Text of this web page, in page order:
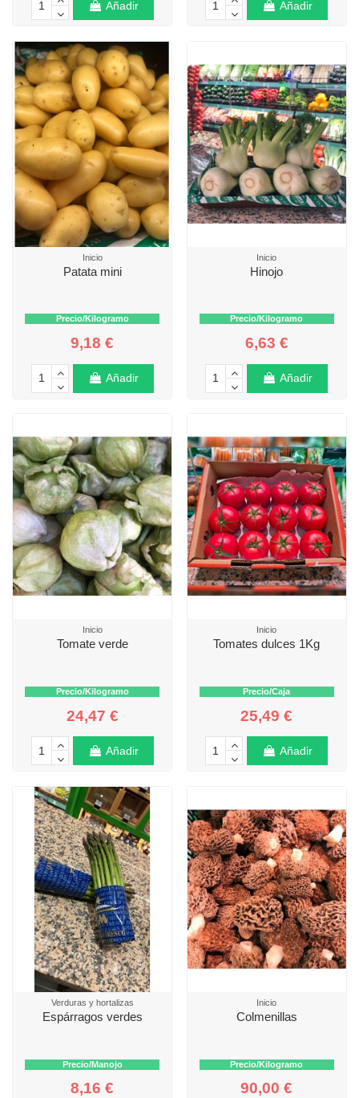
Añadir Añadir
Inicio
Patata mini
Precio/Kilogramo
9,18 €
Añadir
Inicio
Hinojo
Precio/Kilogramo
6,63 €
Añadir
Inicio
Tomate verde
Precio/Kilogramo
24,47 €
Añadir
Inicio
Tomates dulces 1Kg
Precio/Caja
25,49 €
Añadir
Verduras y hortalizas
Espárragos verdes
Precio/Manojo
8,16 €
Inicio
Colmenillas
Precio/Kilogramo
90,00 €